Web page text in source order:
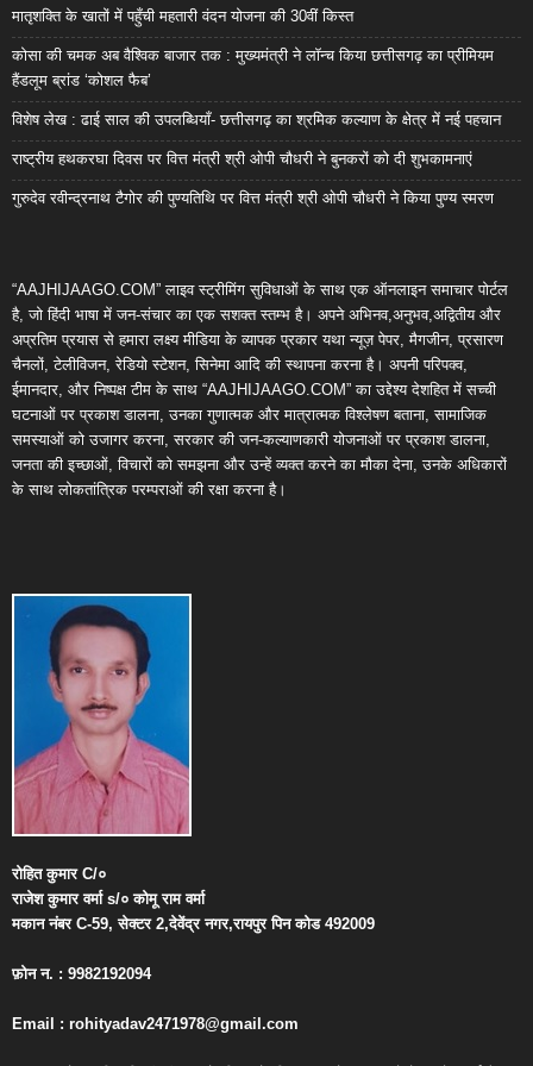
मातृशक्ति के खातों में पहुँची महतारी वंदन योजना की 30वीं किस्त
कोसा की चमक अब वैश्विक बाजार तक : मुख्यमंत्री ने लॉन्च किया छत्तीसगढ़ का प्रीमियम
हैंडलूम ब्रांड ‘कोशल फैब’
विशेष लेख : ढाई साल की उपलब्धियाँ- छत्तीसगढ़ का श्रमिक कल्याण के क्षेत्र में नई पहचान
राष्ट्रीय हथकरघा दिवस पर वित्त मंत्री श्री ओपी चौधरी ने बुनकरों को दी शुभकामनाएं
गुरुदेव रवीन्द्रनाथ टैगोर की पुण्यतिथि पर वित्त मंत्री श्री ओपी चौधरी ने किया पुण्य स्मरण
“AAJHIJAAGO.COM” लाइव स्ट्रीमिंग सुविधाओं के साथ एक ऑनलाइन समाचार पोर्टल
है, जो हिंदी भाषा में जन-संचार का एक सशक्त स्तम्भ है। अपने अभिनव,अनुभव,अद्वितीय और
अप्रतिम प्रयास से हमारा लक्ष्य मीडिया के व्यापक प्रकार यथा न्यूज़ पेपर, मैगजीन, प्रसारण
चैनलों, टेलीविजन, रेडियो स्टेशन, सिनेमा आदि की स्थापना करना है। अपनी परिपक्व,
ईमानदार, और निष्पक्ष टीम के साथ “AAJHIJAAGO.COM” का उद्देश्य देशहित में सच्ची
घटनाओं पर प्रकाश डालना, उनका गुणात्मक और मात्रात्मक विश्लेषण बताना, सामाजिक
समस्याओं को उजागर करना, सरकार की जन-कल्याणकारी योजनाओं पर प्रकाश डालना,
जनता की इच्छाओं, विचारों को समझना और उन्हें व्यक्त करने का मौका देना, उनके अधिकारों
के साथ लोकतांत्रिक परम्पराओं की रक्षा करना है।
रोहित कुमारC/०
राजेश कुमार वर्माs/० कोमू राम वर्मा
मकान नंबरC-59,सेक्टर2,देवेंद्र नगर,रायपुर पिन कोड492009
फ़ोन न. : 9982192094
Email : rohityadav2471978@gmail.com